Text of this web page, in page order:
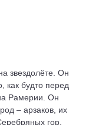
звездолёте. Он
как будто перед
Рамерии. Он
– арзаков, их
гор.